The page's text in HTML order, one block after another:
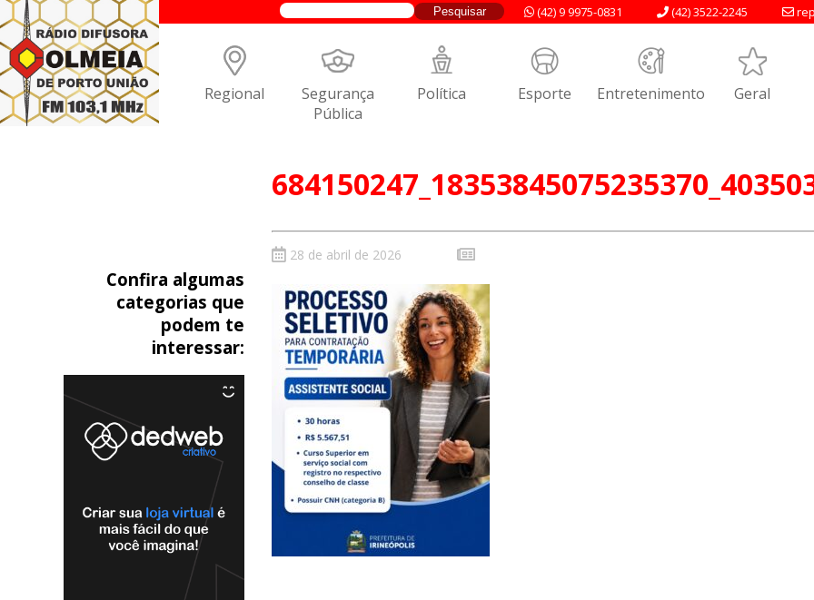
(42) 3522-2245
(42) 9 9975-0831
Regional Segurança
Pública
Política Esporte Entretenimento Geral
Confira algumas
categorias que
podem te
interessar:
28 de abril de 2026